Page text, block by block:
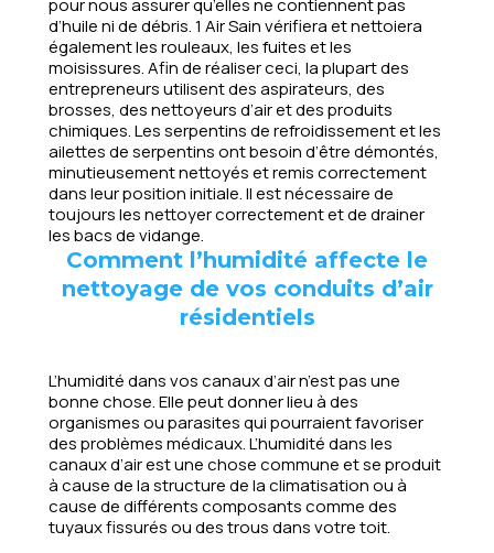
pour nous assurer qu’elles ne contiennent pas
d’huile ni de débris. 1 Air Sain vérifiera et nettoiera
également les rouleaux, les fuites et les
moisissures. Afin de réaliser ceci, la plupart des
entrepreneurs utilisent des aspirateurs, des
brosses, des nettoyeurs d’air et des produits
chimiques. Les serpentins de refroidissement et les
ailettes de serpentins ont besoin d’être démontés,
minutieusement nettoyés et remis correctement
dans leur position initiale. Il est nécessaire de
toujours les nettoyer correctement et de drainer
les bacs de vidange.
Comment l’humidité affecte le
nettoyage de vos conduits d’air
résidentiels
L’humidité dans vos canaux d’air n’est pas une
bonne chose. Elle peut donner lieu à des
organismes ou parasites qui pourraient favoriser
des problèmes médicaux. L’humidité dans les
canaux d’air est une chose commune et se produit
à cause de la structure de la climatisation ou à
cause de différents composants comme des
tuyaux fissurés ou des trous dans votre toit.